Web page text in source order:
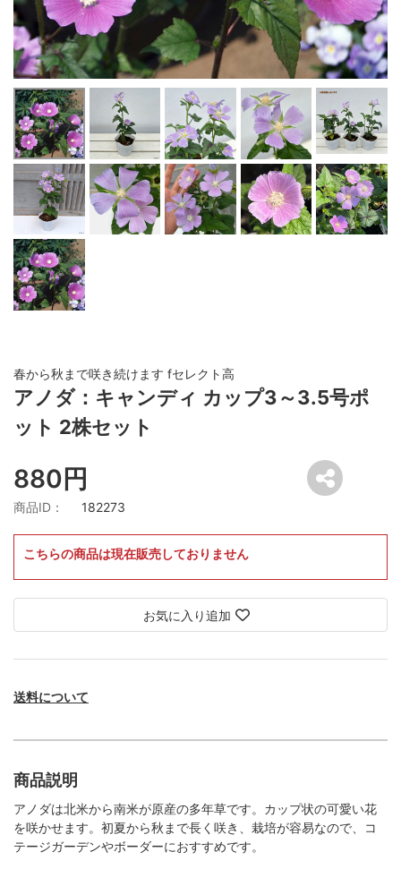
春から秋まで咲き続けます fセレクト高
アノダ：キャンディ カップ3～3.5号ポ
ット 2株セット
880円
商品ID： 182273
こちらの商品は現在販売しておりません
お気に入り追加
送料について
商品説明
アノダは北米から南米が原産の多年草です。カップ状の可愛い花
を咲かせます。初夏から秋まで長く咲き、栽培が容易なので、コ
テージガーデンやボーダーにおすすめです。